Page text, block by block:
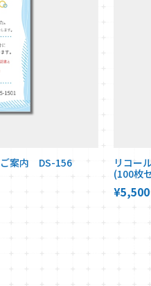
ご案内 DS-156
リコー
(100枚
¥5,500